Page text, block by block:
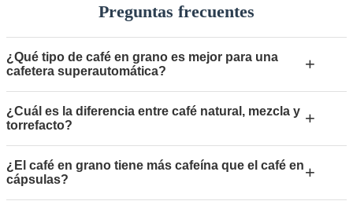
Preguntas frecuentes
¿Qué tipo de café en grano es mejor para una
cafetera superautomática?
+
¿Cuál es la diferencia entre café natural, mezcla y
torrefacto?
+
¿El café en grano tiene más cafeína que el café en
cápsulas?
+